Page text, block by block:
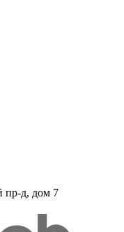
пр-д, дом 7